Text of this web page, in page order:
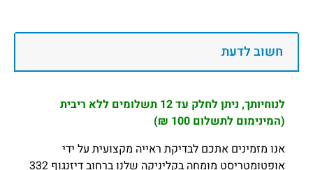
חשוב לדעת
לנוחיותך, ניתן לחלק עד 12 תשלומים ללא ריבית
(המינימום לתשלום 100 ₪)
אנו מזמינים אתכם לבדיקת ראייה מקצועית על ידי
אופטומטריסט מומחה בקליניקה שלנו ברחוב דיזנגוף 332